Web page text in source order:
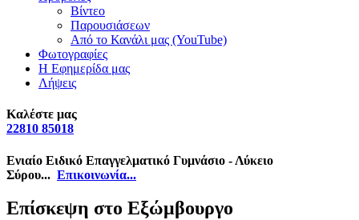
Βίντεο
Παρουσιάσεων
Από το Κανάλι μας (YouTube)
Φωτογραφίες
Η Εφημερίδα μας
Λήψεις
Καλέστε μας
22810 85018
Ενιαίο Ειδικό Επαγγελματικό Γυμνάσιο - Λύκειο
Σύρου... Επικοινωνία...
Επίσκεψη στο Εξώμβουργο